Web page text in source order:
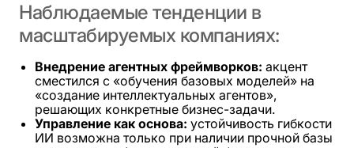
Наблюдаемые тенденции в
масштабируемых компаниях:
Внедрение агентных фреймворков: акцент
сместился с «обучения базовых моделей» на
«создание интеллектуальных агентов»,
решающих конкретные бизнес-задачи.
Управление как основа: устойчивость гибкости
ИИ возможна только при наличии прочной базы